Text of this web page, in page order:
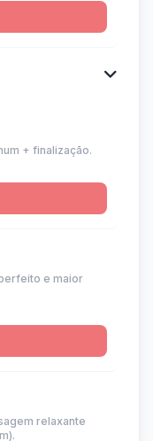
+ finalização.
e maior
relaxante